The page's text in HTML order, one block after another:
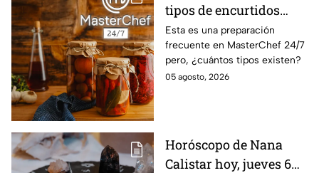
tipos de encurtidos
hay?
Esta es una preparación
frecuente en MasterChef 24/7
pero, ¿cuántos tipos existen?
05 agosto, 2026
Horóscopo de Nana
Calistar hoy, jueves 6